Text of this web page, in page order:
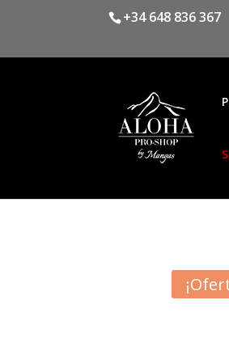
+34 648 836 367